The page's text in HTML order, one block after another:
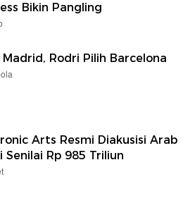
Bikin Pangling
Madrid, Rodri Pilih Barcelona
Arts Resmi Diakusisi Arab
Senilai Rp 985 Triliun